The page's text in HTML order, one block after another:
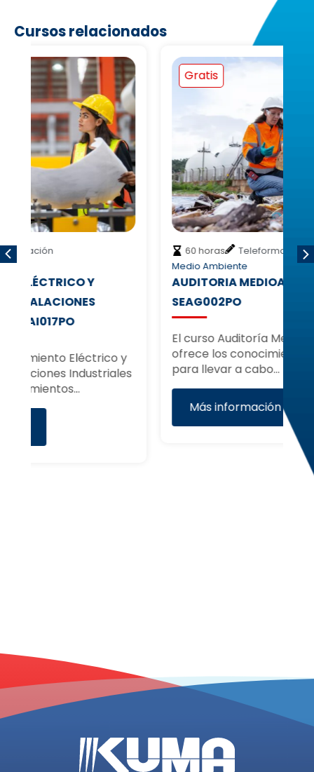
Cursos relacionados
Gratis
Teleformación
AUDITORIA MEDIOAMBIENTAL –
SEAG002PO
El curso Auditoría Medioambiental
ofrece los conocimientos esenciales
para llevar a cabo…